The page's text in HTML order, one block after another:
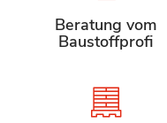
Beratung vom
Baustoffprofi